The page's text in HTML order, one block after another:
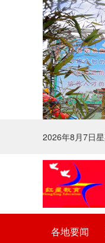
2026年8月7日
各地要闻